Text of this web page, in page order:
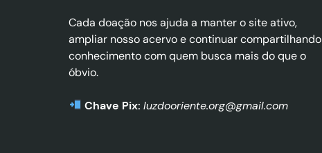
Cada doação nos ajuda a manter o site ativo,
ampliar nosso acervo e continuar compartilhando
conhecimento com quem busca mais do que o
óbvio.
Chave Pix: luzdooriente.org@gmail.com